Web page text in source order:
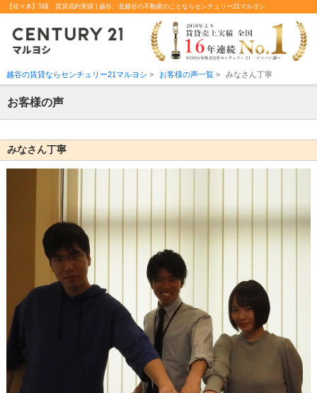
【佐々木】S様 賃貸成約実績 | 越谷、北越谷の不動産のことならセンチュリー21マルヨシ
越谷の賃貸ならセンチュリー21マルヨシ > お客様の声一覧> みなさん丁寧
お客様の声
みなさん丁寧